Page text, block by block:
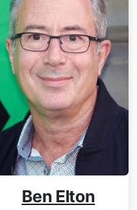
Ben Elton